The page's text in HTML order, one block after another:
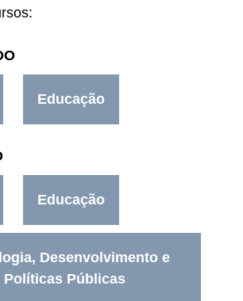
Educação
Educação
Desenvolvimento e
Políticas Públicas